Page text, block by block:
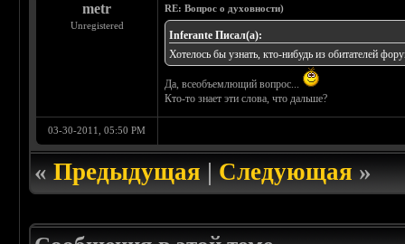
metr
Unregistered
RE: Вопрос о духовности)
Inferante Писал(а):
Хотелось бы узнать, кто-нибудь из обитателей
Да, всеобъемлющий вопрос...
Кто-то знает эти слова, что дальше?
03-30-2011, 05:50 PM
«Предыдущая|Следующая»